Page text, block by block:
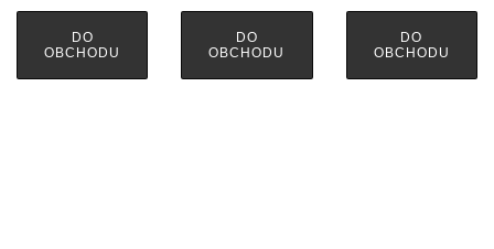
DO
OBCHODU
DO
OBCHODU
DO
OBCHODU